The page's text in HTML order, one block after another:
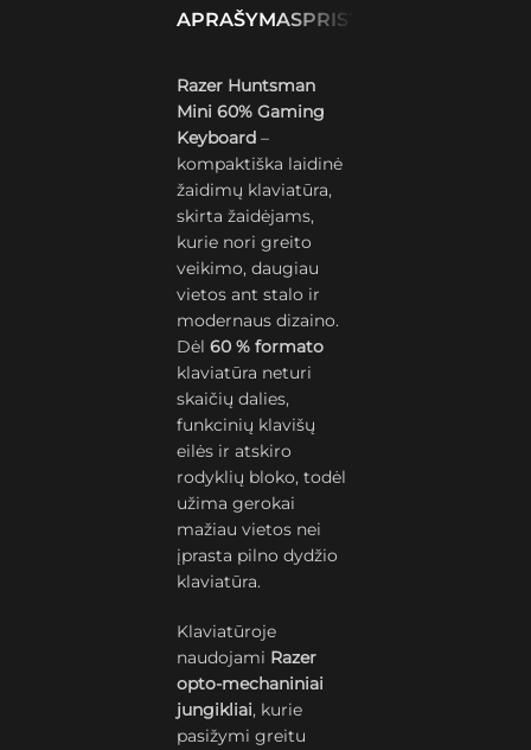
APRAŠYMASPRISTATYMAS IR
Razer Huntsman
Mini 60% Gaming
Keyboard –
kompaktiška laidinė
žaidimų klaviatūra,
skirta žaidėjams,
kurie nori greito
veikimo, daugiau
vietos ant stalo ir
modernaus dizaino.
Dėl60 % formato
klaviatūra neturi
skaičių dalies,
funkcinių klavišų
eilės ir atskiro
rodyklių bloko, todėl
užima gerokai
mažiau vietos nei
įprasta pilno dydžio
klaviatūra.
Klaviatūroje
naudojami Razer
opto-mechaniniai
jungikliai, kurie
pasižymi greitu